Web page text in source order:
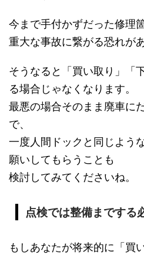
今まで手付かずだった修理
重大な事故に繋がる恐れが
そうなると「買い取り」「
る場合じゃなくなります。
最悪の場合そのまま廃車に
で、
一度人間ドックと同じよう
願いしてもらうことも
検討してみてくださいね。
点検では整備までする
もしあなたが将来的に「買